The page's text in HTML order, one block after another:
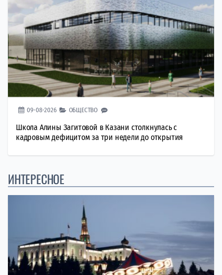
09-08-2026 ОБЩЕСТВО
Школа Алины Загитовой в Казани столкнулась с
кадровым дефицитом за три недели до открытия
ИНТЕРЕСНОЕ